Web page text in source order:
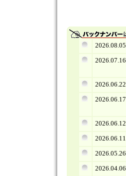
2026.08.05
2026.07.16
2026.06.22
2026.06.17
2026.06.12
2026.06.11
2026.05.26
2026.04.06